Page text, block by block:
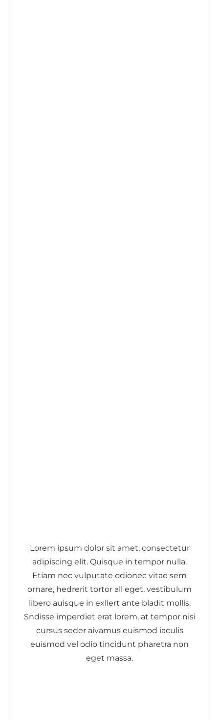
Lorem ipsum dolor sit amet, consectetur
adipiscing elit. Quisque in tempor nulla.
Etiam nec vulputate odionec vitae sem
ornare, hedrerit tortor all eget, vestibulum
libero auisque in exllert ante bladit mollis.
Sndisse imperdiet erat lorem, at tempor nisi
cursus seder aivamus euismod iaculis
euismod vel odio tincidunt pharetra non
eget massa.